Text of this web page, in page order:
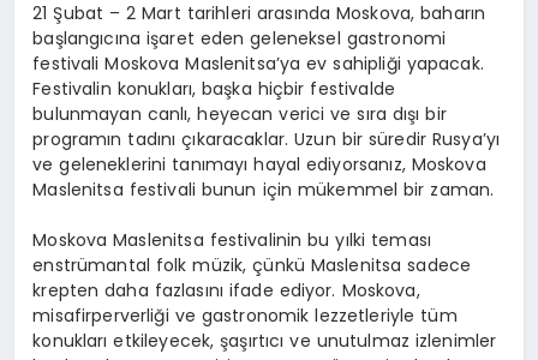
21 Şubat – 2 Mart tarihleri arasında Moskova, baharın
başlangıcına işaret eden geleneksel gastronomi
festivali Moskova Maslenitsa’ya ev sahipliği yapacak.
Festivalin konukları, başka hiçbir festivalde
bulunmayan canlı, heyecan verici ve sıra dışı bir
programın tadını çıkaracaklar. Uzun bir süredir Rusya’yı
ve geleneklerini tanımayı hayal ediyorsanız, Moskova
Maslenitsa festivali bunun için mükemmel bir zaman.
Moskova Maslenitsa festivalinin bu yılki teması
enstrümantal folk müzik, çünkü Maslenitsa sadece
krepten daha fazlasını ifade ediyor. Moskova,
misafirperverliği ve gastronomik lezzetleriyle tüm
konukları etkileyecek, şaşırtıcı ve unutulmaz izlenimler